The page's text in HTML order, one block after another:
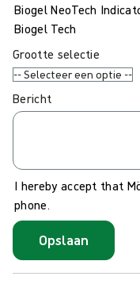
Biogel NeoTech
Biogel Tech
Grootte selectie
Bericht
I hereby accept that
phone.
Opslaan